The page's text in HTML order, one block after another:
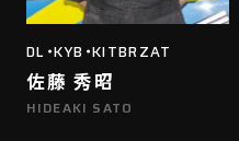
DL・KYB・KITBRZAT
佐藤 秀昭
HIDEAKI SATO